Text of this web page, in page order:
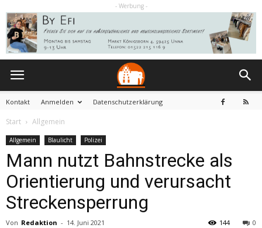
Kontakt Anmelden Datenschutzerklärung
- Werbung -
Start Allgemein
Allgemein Blaulicht Polizei
Mann nutzt Bahnstrecke als
Orientierung und verursacht
Streckensperrung
Von Redaktion - 14. Juni 2021 0
144